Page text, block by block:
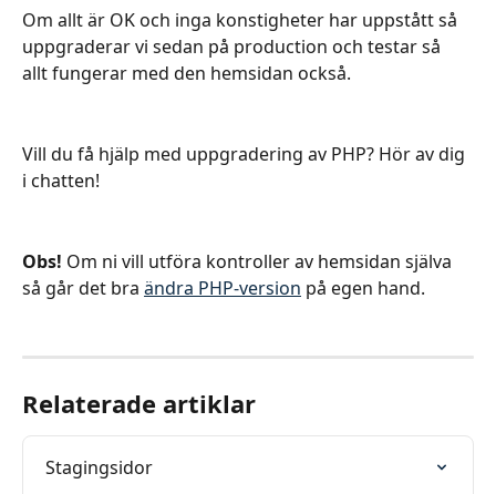
Om allt är OK och inga konstigheter har uppstått så
uppgraderar vi sedan på production och testar så
allt fungerar med den hemsidan också.
Vill du få hjälp med uppgradering av PHP? Hör av dig
i chatten!
Obs! Om ni vill utföra kontroller av hemsidan själva
så går det bra ändra PHP-version på egen hand.
Relaterade artiklar
Stagingsidor